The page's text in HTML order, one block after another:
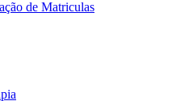
de Matriculas